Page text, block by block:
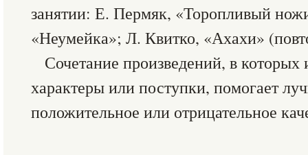
занятии: Е. Пермяк, «Торопливый
«Неумейка»; Л. Квитко, «Ахахи»
Сочетание произведений, в
характеры или поступки, помогает
положительное или отрицательное